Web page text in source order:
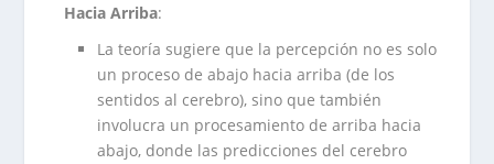
Hacia Arriba:
La teoría sugiere que la percepción no es solo
un proceso de abajo hacia arriba (de los
sentidos al cerebro), sino que también
involucra un procesamiento de arriba hacia
abajo, donde las predicciones del cerebro